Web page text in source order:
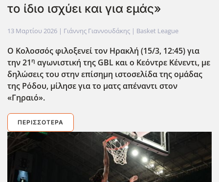
το ίδιο ισχύει και για εμάς»
13 Μαρτίου 2026 | Γιάννης Γιαννουδάκης | Basket League
Ο Κολοσσός φιλοξενεί τον Ηρακλή (15/3, 12:45) για
την 21η αγωνιστική της GBL και ο Κεόντρε Κένεντι, με
δηλώσεις του στην επίσημη ιστοσελίδα της ομάδας
της Ρόδου, μίλησε για το ματς απέναντι στον
«Γηραιό».
ΠΕΡΙΣΣΌΤΕΡΑ